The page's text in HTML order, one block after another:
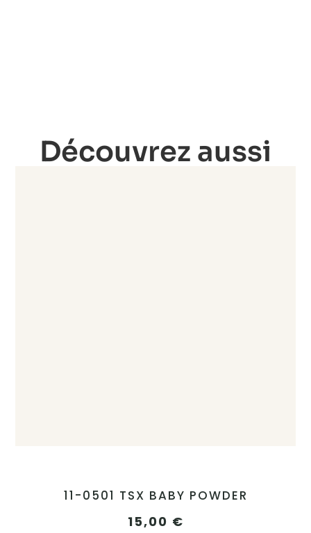
Découvrez aussi
11-0501 TSX BABY POWDER
15,00 €